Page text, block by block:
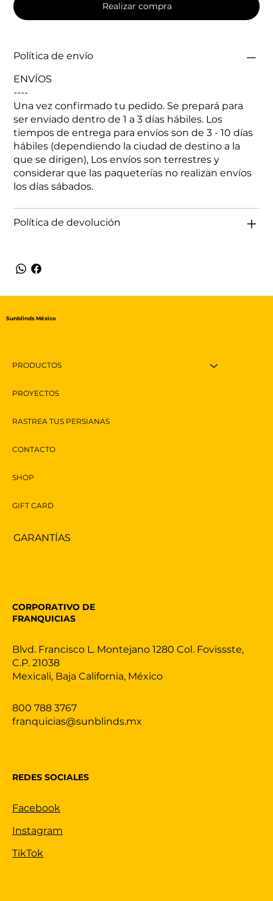
Realizar compra
Política de envío
ENVÍOS
----
Una vez confirmado tu pedido. Se prepará para
ser enviado dentro de 1 a 3 días hábiles. Los
tiempos de entrega para envíos son de 3 - 10 días
hábiles (dependiendo la ciudad de destino a la
que se dirigen), Los envíos son terrestres y
considerar que las paqueterías no realizan envíos
los días sábados.
Política de devolución
PRODUCTOS
PROYECTOS
RASTREA TUS PERSIANAS
CONTACTO
SHOP
GIFT CARD
Sunblinds México
GARANTÍAS
800 788 3767
franquicias@sunblinds.mx
Blvd. Francisco L. Montejano 1280 Col. Fovissste,
C.P. 21038
Mexicali, Baja California, México
CORPORATIVO DE
FRANQUICIAS
REDES SOCIALES
Facebook
Instagram
TikTok